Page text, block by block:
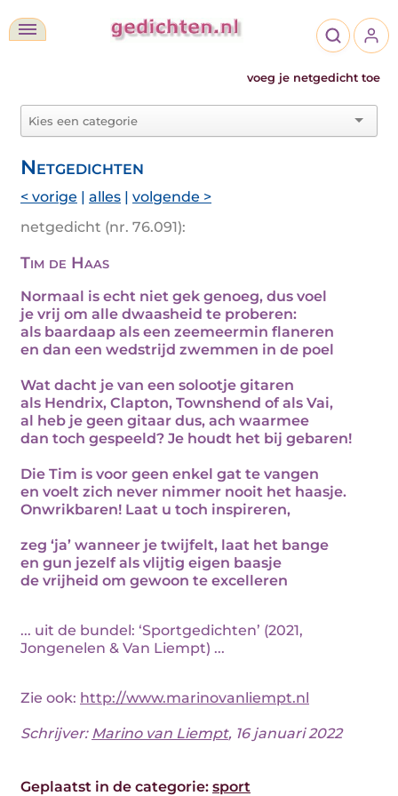
voeg je netgedicht toe
Netgedichten
< vorige | alles | volgende >
netgedicht (nr. 76.091):
Tim de Haas
Normaal is echt niet gek genoeg, dus voel
je vrij om alle dwaasheid te proberen:
als baardaap als een zeemeermin flaneren
en dan een wedstrijd zwemmen in de poel
Wat dacht je van een solootje gitaren
als Hendrix, Clapton, Townshend of als Vai,
al heb je geen gitaar dus, ach waarmee
dan toch gespeeld? Je houdt het bij gebaren!
Die Tim is voor geen enkel gat te vangen
en voelt zich never nimmer nooit het haasje.
Onwrikbaren! Laat u toch inspireren,
zeg ‘ja’ wanneer je twijfelt, laat het bange
en gun jezelf als vlijtig eigen baasje
de vrijheid om gewoon te excelleren
... uit de bundel: ‘Sportgedichten’ (2021,
Jongenelen & Van Liempt) ...
Zie ook: http://www.marinovanliempt.nl
Schrijver: Marino van Liempt, 16 januari 2022
Geplaatst in de categorie: sport